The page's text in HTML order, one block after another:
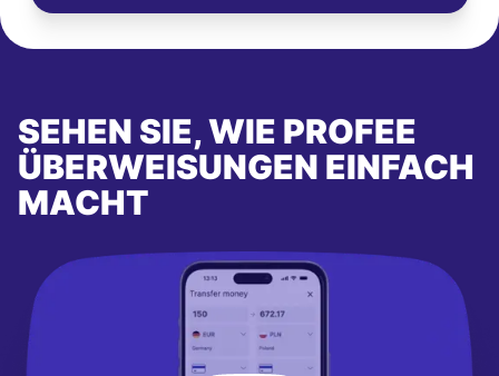
SEHEN SIE, WIE PROFEE
ÜBERWEISUNGEN EINFACH
MACHT